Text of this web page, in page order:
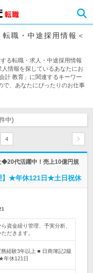
職・中途採用情報＜
る転職・求人・中途採用情報
情報を探しているあなたにお
計 教育」に関連するキーワー
で、あなたにぴったりのお仕事
中)
4
◆20代活躍中！売上10億円規
】★年休121日★土日祝休
資金繰り管理、予実分析、
だきます。
経験3年以上 ■ 日商簿記2級
年休121日